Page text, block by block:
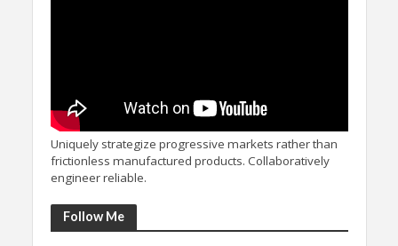
Uniquely strategize progressive markets rather than
frictionless manufactured products. Collaboratively
engineer reliable.
Follow Me